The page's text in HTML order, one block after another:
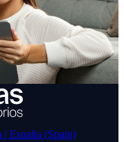
| España (Spain)